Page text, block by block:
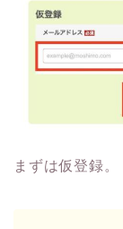
まずは仮登録。